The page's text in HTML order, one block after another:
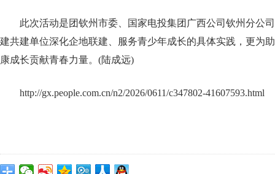
此次活动是团钦州市委、国家电投集团广西公司钦州分公
建共建单位深化企地联建、服务青少年成长的具体实践，更为
康成长贡献青春力量。(陆成远)
http://gx.people.com.cn/n2/2026/0611/c347802-41607593.html